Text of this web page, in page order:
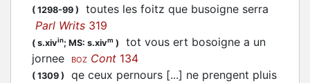
( 1298-99 )
toutes les foitz que busoigne serra
Parl Writs 319
( s.xivin; MS: s.xivm )
tot vous ert bosoigne a un
jornee
BOZ Cont 134
( 1309 )
qe ceux pernours [...] ne prengent pluis